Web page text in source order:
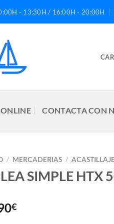
- 13:30H / 16:00H - 20:00H
CONTACTA CON
/ MERCADERIAS /
SIMPLE HTX
€